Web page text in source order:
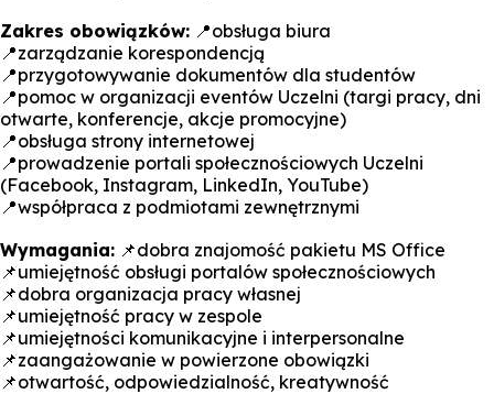
Zakres obowiązków: 📍obsługa biura
📍zarządzanie korespondencją
📍przygotowywanie dokumentów dla studentów
📍pomoc w organizacji eventów Uczelni (targi pracy, dni
otwarte, konferencje, akcje promocyjne)
📍obsługa strony internetowej
📍prowadzenie portali społecznościowych Uczelni
(Facebook, Instagram, LinkedIn, YouTube)
📍współpraca z podmiotami zewnętrznymi
Wymagania: 📌dobra znajomość pakietu MS Office
📌umiejętność obsługi portalów społecznościowych
📌dobra organizacja pracy własnej
📌umiejętność pracy w zespole
📌umiejętności komunikacyjne i interpersonalne
📌zaangażowanie w powierzone obowiązki
📌otwartość, odpowiedzialność, kreatywność